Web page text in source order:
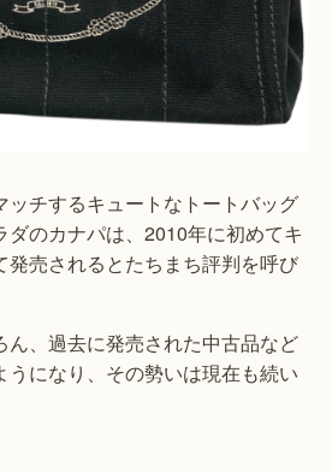
ッチするキュートなトートバッグ
ダのカナパは、2010年に初めてキ
発売されるとたちまち評判を呼び
ん、過去に発売された中古品など
うになり、その勢いは現在も続い